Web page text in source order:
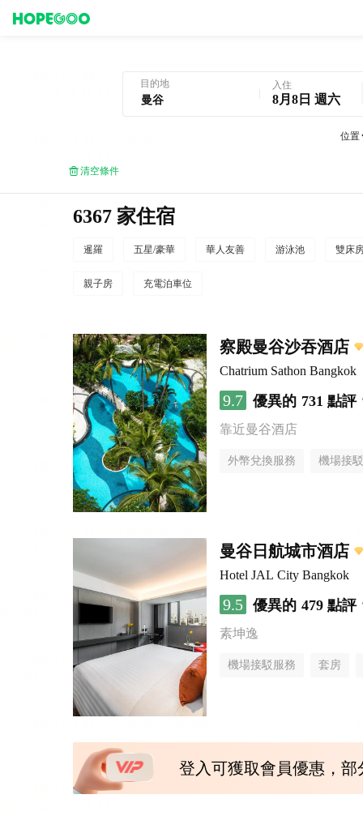
目的地 入住
8月8日 週六
位置
清空條件
6367 家住宿
暹羅 五星/豪華 華人友善 游泳池 雙床
親子房 充電泊車位
察殿曼谷沙吞酒店
Chatrium Sathon Bangkok
9.7 優異的 731 點評
靠近曼谷酒店
外幣兌換服務 機場接
曼谷日航城市酒店
Hotel JAL City Bangkok
9.5 優異的 479 點評
素坤逸
機場接駁服務 套房
登入可獲取會員優惠，